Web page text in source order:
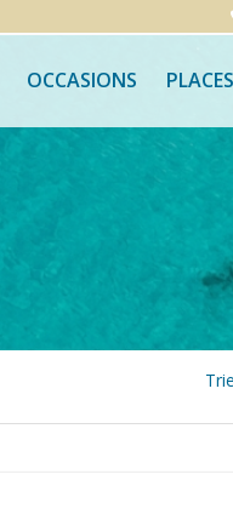
OCCASIONS